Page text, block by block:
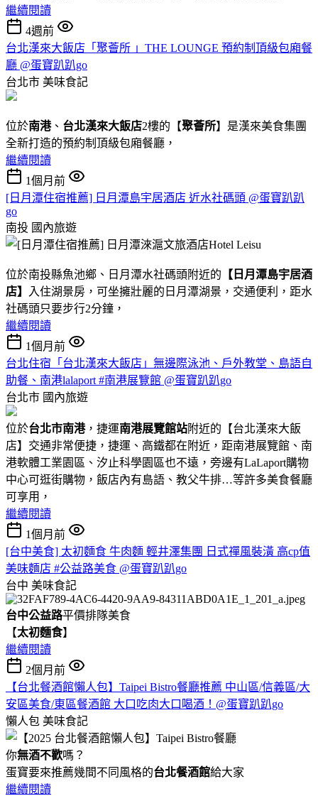
繼續閱讀
4週前
台北漢來大飯店「聚薈所 」THE LOUNGE 預約制頂級包廂餐
廳 @蛋寶趴趴go
台北市 美味食記
位於南港、 台北漢來大飯店2樓的【聚薈所】是漢來美食集團
全新打造的預約制頂級包廂餐廳，
繼續閱讀
1個月前
[日月潭住宿推薦] 日月潭島宇居酒店 近水社碼頭 @蛋寶趴趴
go
南投 國內旅遊
位於南投縣魚池鄉、日月潭水社碼頭附近的 【日月潭島宇居酒
店】
入住湖景房，可坐擁壯麗的日月潭湖景，交通便利，距水
社碼頭只要步行2分鐘，
繼續閱讀
1個月前
台北住宿「台北漢來大飯店」無邊際泳池、戶外教堂、島語自
助餐、南港lalaport #南港展覽館 @蛋寶趴趴go
台北市 國內旅遊
位於台北市南港，捷運南港展覽館站附近的【台北漢來大飯
店】交通非常便捷，捷運、高鐵都在附近，距南港展覽館、南
港軟體工業園區、汐止科學園區也不遠，旁邊有LaLaport購物
中心可逛街購物，飯店內有島語、教父牛排…等許多美食餐廳
可享用，
繼續閱讀
1個月前
[台中美食] 太初麵食 牛肉麵 輕井澤集團 日式禪風裝潢 高cp值
美味麵店 #公益路美食 @蛋寶趴趴go
台中 美味食記
台中公益路平價排隊美食
【太初麵食】
繼續閱讀
2個月前
【台北餐酒館懶人包】Taipei Bistro餐廳推薦 中山區/信義區/大
安區美食/東區餐酒館 大口吃肉大口喝酒！@蛋寶趴趴go
懶人包 美味食記
你無酒不歡嗎？
蛋寶要來推薦幾間不同風格的台北餐酒館給大家
繼續閱讀